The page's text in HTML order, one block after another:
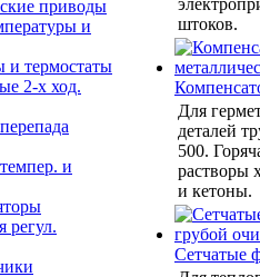
приводы
и
и термостаты
2-х ход.
и
регул.
штоков.
Для
деталей
500.
растворы
и кетоны.
Сетчатые